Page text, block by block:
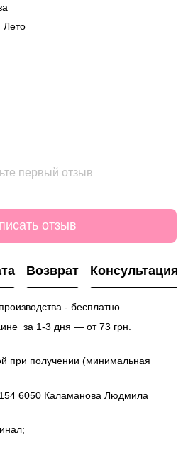
Лето
первый отзыв
отзыв
Возврат Консультация
- бесплатно
за 1-3 дня — от 73 грн.
при получении (минимальная
6050 Каламанова Людмила